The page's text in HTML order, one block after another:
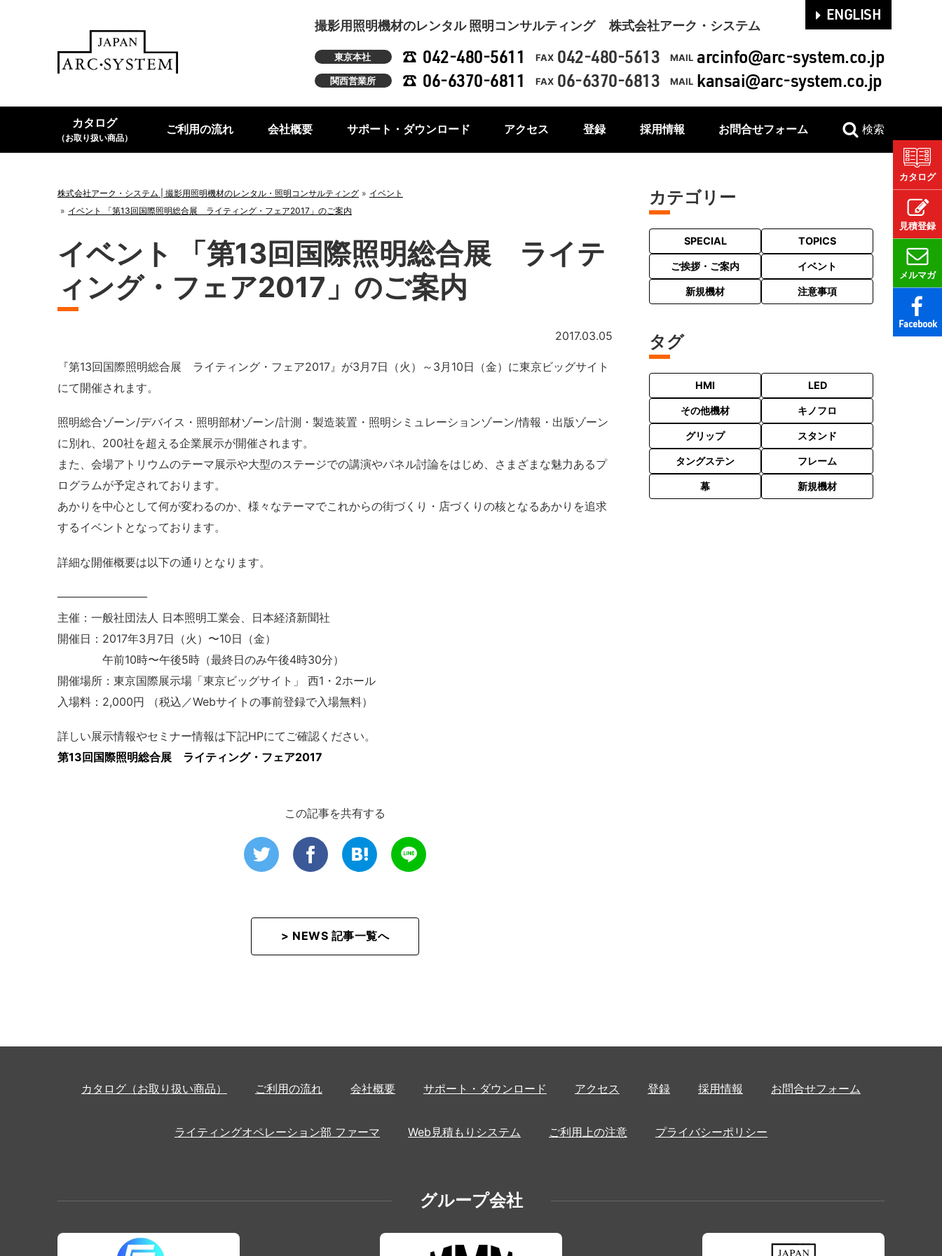
撮影用照明機材のレンタル 照明コンサルティング 株式会社アーク・システム
東京本社 042-480-5611 FAX 042-480-5613 MAIL arcinfo@arc-system.co.jp
関西営業所 06-6370-6811 FAX 06-6370-6813 MAIL kansai@arc-system.co.jp
ENGLISH
カタログ
（お取り扱い商品）
ご利用の流れ 会社概要 サポート・ダウンロード アクセス 登録 採用情報 お問合せフォーム 検索
カタログ
見積登録
メルマガ
Facebook
株式会社アーク・システム | 撮影用照明機材のレンタル・照明コンサルティング
イベント
イベント 「第13回国際照明総合展 ライティング・フェア2017」のご案内
イベント 「第13回国際照明総合展 ライテ
ィング・フェア2017」のご案内
2017.03.05
『第13回国際照明総合展 ライティング・フェア2017』が3月7日（火）～3月10日（金）に東京ビッグサイト
にて開催されます。
照明総合ゾーン/デバイス・照明部材ゾーン/計測・製造装置・照明シミュレーションゾーン/情報・出版ゾーン
に別れ、200社を超える企業展示が開催されます。
また、会場アトリウムのテーマ展示や大型のステージでの講演やパネル討論をはじめ、さまざまな魅力あるプ
ログラムが予定されております。
あかりを中心として何が変わるのか、様々なテーマでこれからの街づくり・店づくりの核となるあかりを追求
するイベントとなっております。
詳細な開催概要は以下の通りとなります。
————————
主催：一般社団法人 日本照明工業会、日本経済新聞社
開催日：2017年3月7日（火）〜10日（金）
午前10時〜午後5時（最終日のみ午後4時30分）
開催場所：東京国際展示場「東京ビッグサイト」 西1・2ホール
入場料：2,000円 （税込／Webサイトの事前登録で入場無料）
詳しい展示情報やセミナー情報は下記HPにてご確認ください。
第13回国際照明総合展 ライティング・フェア2017
この記事を共有する
> NEWS 記事一覧へ
カテゴリー
SPECIAL TOPICS
ご挨拶・ご案内 イベント
新規機材 注意事項
タグ
HMI LED
その他機材 キノフロ
グリップ スタンド
タングステン フレーム
幕 新規機材
カタログ（お取り扱い商品） ご利用の流れ 会社概要 サポート・ダウンロード アクセス 登録 採用情報 お問合せフォーム
ライティングオペレーション部 ファーマ Web見積もりシステム ご利用上の注意 プライバシーポリシー
グループ会社